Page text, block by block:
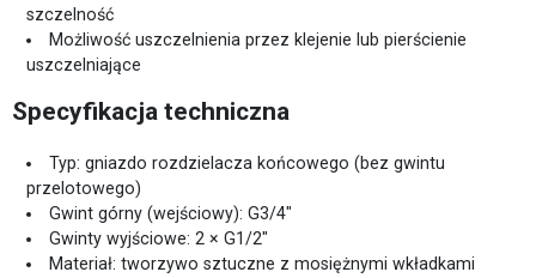
szczelność
Możliwość uszczelnienia przez klejenie lub pierścienie
uszczelniające
Specyfikacja techniczna
Typ: gniazdo rozdzielacza końcowego (bez gwintu
przelotowego)
Gwint górny (wejściowy): G3/4″
Gwinty wyjściowe: 2 × G1/2″
Materiał: tworzywo sztuczne z mosiężnymi wkładkami